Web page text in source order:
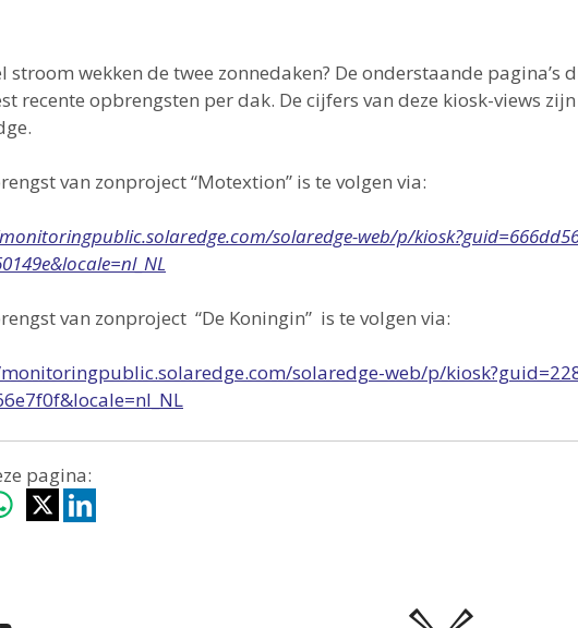
stroom wekken de twee zonnedaken? De onderstaande
recente opbrengsten per dak. De cijfers van deze kiosk-views
van zonproject “Motextion” is te volgen via:
solaredge-web/p/
van zonproject “De Koningin” is te volgen via:
solaredge-web/p/
pagina: